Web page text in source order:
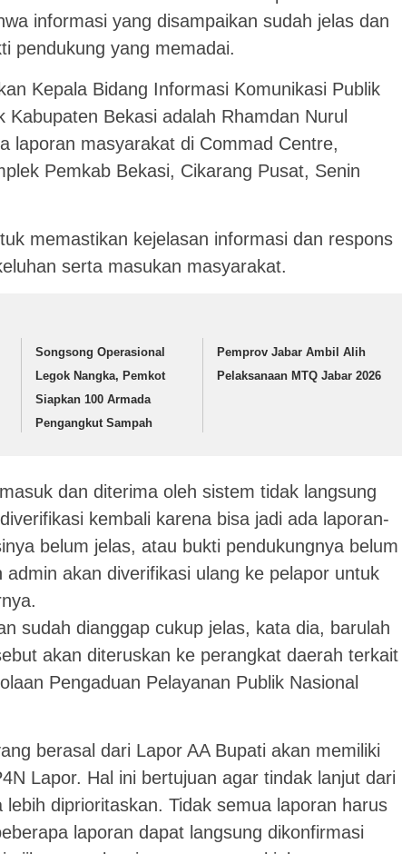
informasi yang disampaikan sudah jelas dan
pendukung yang memadai.
Kepala Bidang Informasi Komunikasi Publik
Kabupaten Bekasi adalah Rhamdan Nurul
laporan masyarakat di Commad Centre,
Pemkab Bekasi, Cikarang Pusat, Senin
memastikan kejelasan informasi dan respons
serta masukan masyarakat.
Songsong Operasional
Legok Nangka, Pemkot
Siapkan 100 Armada
Pengangkut Sampah
Pemprov Jabar Ambil Alih
Pelaksanaan MTQ Jabar 2026
dan diterima oleh sistem tidak langsung
kembali karena bisa jadi ada laporan-
belum jelas, atau bukti pendukungnya belum
admin akan diverifikasi ulang ke pelapor untuk
sudah dianggap cukup jelas, kata dia, barulah
akan diteruskan ke perangkat daerah terkait
Pengaduan Pelayanan Publik Nasional
berasal dari Lapor AA Bupati akan memiliki
Lapor. Hal ini bertujuan agar tindak lanjut dari
lebih diprioritaskan. Tidak semua laporan harus
laporan dapat langsung dikonfirmasi